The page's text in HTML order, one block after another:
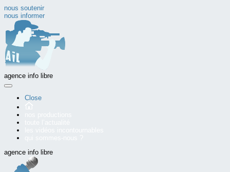
nous soutenir
nous informer
agence info libre
Close
agence info libre